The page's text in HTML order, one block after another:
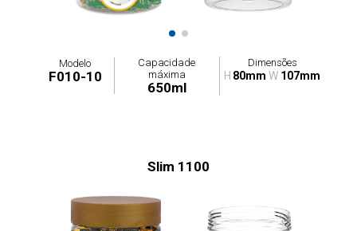
Modelo
F010-10
Capacidade
máxima
650ml
Dimensões
H 80mm W 107mm
Slim 1100